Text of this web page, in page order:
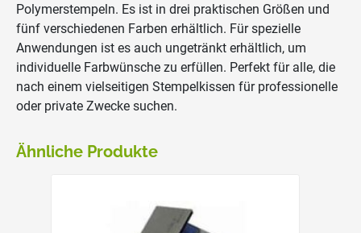
Polymerstempeln. Es ist in drei praktischen Größen und
fünf verschiedenen Farben erhältlich. Für spezielle
Anwendungen ist es auch ungetränkt erhältlich, um
individuelle Farbwünsche zu erfüllen. Perfekt für alle, die
nach einem vielseitigen Stempelkissen für professionelle
oder private Zwecke suchen.
Ähnliche Produkte